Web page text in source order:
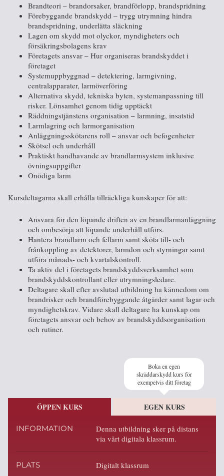
Brandteori – brandorsaker, brandförlopp, brandspridning
Förebyggande brandskydd – trygg utrymning hindra
brandspridning, underlätta släckning
Lagen om skydd mot olyckor, myndigheters och
försäkringsbolagens krav
Företagets ansvar – Hur organiseras brandskyddet i
företaget
Systemuppbyggnad – detektering, larmgivning,
centralapparater, larmöverföring
Alternativa skydd, tekniska byten, systemanpassning till
risker. Lönsamhet genom tidig upptäckt
Räddningstjänstens organisation – larmning, insatstid
Larmlagring och larmorganisation
Anläggningsskötarens roll – ansvar och befogenheter
Skötsel och underhåll
Praktiskt handhavande av brandlarmsystem inklusive
övningsuppgifter
Onödiga larm
Kursdeltagarna skall erhålla tillräckliga kunskaper för att:
Ansvara för den löpande driften av en brandlarmanläggning
och ombesörja att löpande underhåll utförs.
Hantera brandlarm och fellarm samt sköta till- och
frånkoppling av detektorer, larmdon och styrningar samt
utföra månads- och kvartalskontroll.
Ta aktiv del i företagets brandskyddsverksamhet som
brandskyddskontrollant eller utrymningsledare.
Deltagare skall efter avslutad utbildning ha kännedom om
brandrisker och brandförebyggande åtgärder samt lagar och
myndighetskrav. Vidare skall deltagare ha kunskap om
företagets ansvar och behov av brandskyddsorganisation
och rutiner.
Boka en egen
skräddarskydd kurs för
exempelvis ditt företag
ÖPPEN KURS EGEN KURS
INFORMATION
Denna utbildning sker på distans
via vårt digitala klassrum.
PLATS Digitalt klassrum